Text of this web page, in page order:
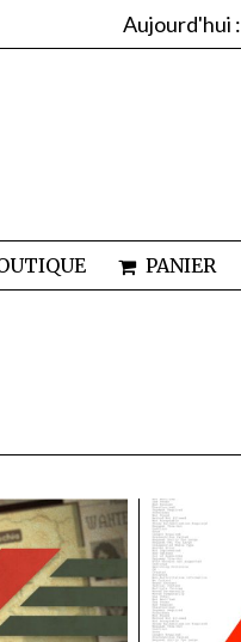
Aujourd'hui :
PANIER